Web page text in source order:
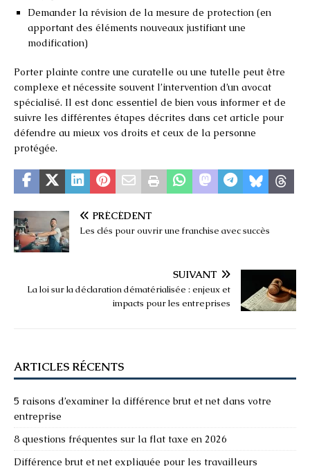
Demander la révision de la mesure de protection (en
apportant des éléments nouveaux justifiant une
modification)
Porter plainte contre une curatelle ou une tutelle peut être
complexe et nécessite souvent l’intervention d’un avocat
spécialisé. Il est donc essentiel de bien vous informer et de
suivre les différentes étapes décrites dans cet article pour
défendre au mieux vos droits et ceux de la personne
protégée.
PRÉCÉDENT
Les clés pour ouvrir une franchise avec succès
SUIVANT
La loi sur la déclaration dématérialisée : enjeux et
impacts pour les entreprises
ARTICLES RÉCENTS
5 raisons d’examiner la différence brut et net dans votre
entreprise
8 questions fréquentes sur la flat taxe en 2026
Différence brut et net expliquée pour les travailleurs